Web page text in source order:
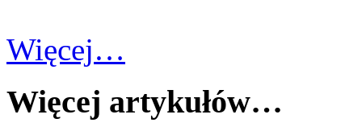
Więcej…
Więcej artykułów…